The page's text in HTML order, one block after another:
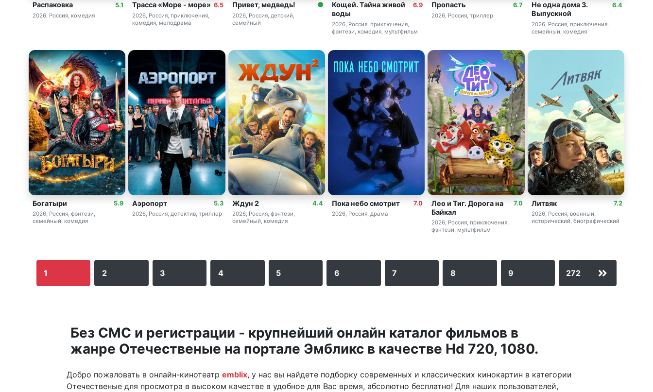
5.1
Распаковка
2026, Россия, комедия
6.5
Трасса «Море - море»
2026, Россия, приключения,
комедия, мелодрама
Привет, медведь!
2026, Россия, детский,
семейный
6.9
Кощей. Тайна живой
воды
2026, Россия, приключения,
фэнтези, комедия, мультфильм
6.7
Пропасть
2026, Россия, триллер
6.4
Не одна дома 3.
Выпускной
2026, Россия, приключения,
семейный, комедия
5.9
Богатыри
2026, Россия, фэнтези,
семейный, комедия
5.3
Аэропорт
2026, Россия, детектив, триллер
4.4
Ждун 2
2026, Россия, фэнтези,
семейный, комедия
7.0
Пока небо смотрит
2026, Россия, драма
7.0
Лео и Тиг. Дорога на
Байкал
2026, Россия, приключения,
фэнтези, мультфильм
7.2
Литвяк
2026, Россия, военный,
исторический, биографический
1 2 3 4 5 6 7 8 9 272
Без СМС и регистрации - крупнейший онлайн каталог фильмов в
жанре Отечественые на портале Эмбликс в качестве Hd 720, 1080.
Добро пожаловать в онлайн-кинотеатр emblix, у нас вы найдете подборку современных и классических кинокартин в категории
Отечественые для просмотра в высоком качестве в удобное для Вас время, абсолютно бесплатно! Для наших пользователей,